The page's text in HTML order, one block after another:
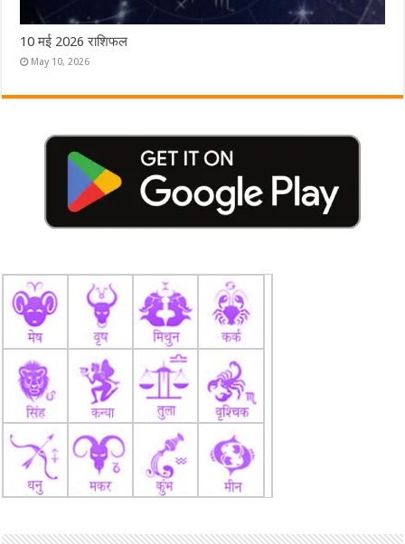
10 मई 2026 राशिफल
May 10, 2026